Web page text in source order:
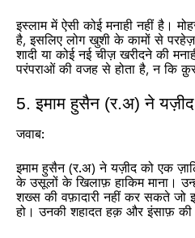
इस्लाम में ऐसी कोई मनाही नहीं है।
है, इसलिए लोग खुशी के कामों से
शादी या कोई नई चीज़ खरीदने की
परंपराओं की वजह से होता है, न कि
5. इमाम हुसैन (र.अ) ने
जवाब:
इमाम हुसैन (र.अ) ने यज़ीद को एक
के उसूलों के खिलाफ़ हाकिम माना।
शख्स की वफ़ादारी नहीं कर सकते जो
हो। उनकी शहादत हक़ और इंसाफ़